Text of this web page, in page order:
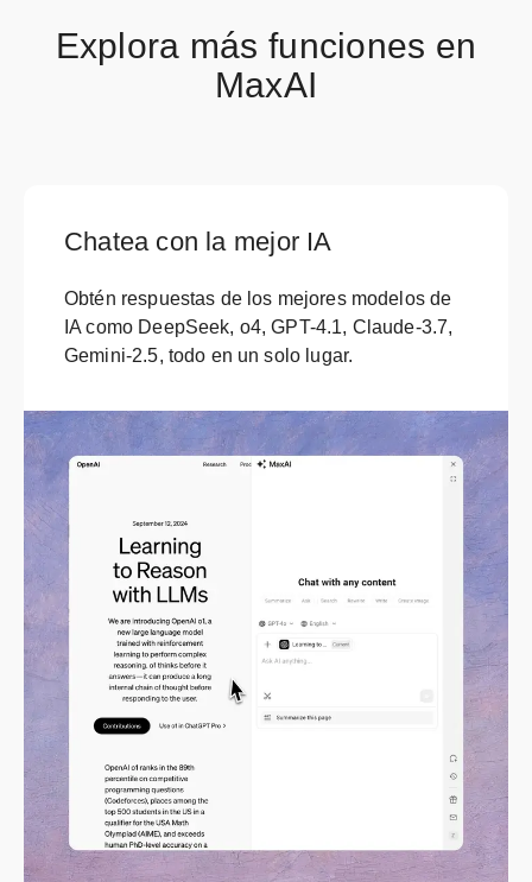
Explora más funciones en
MaxAI
Chatea con la mejor IA
Obtén respuestas de los mejores modelos de
IA como DeepSeek, o4, GPT-4.1, Claude-3.7,
Gemini-2.5, todo en un solo lugar.